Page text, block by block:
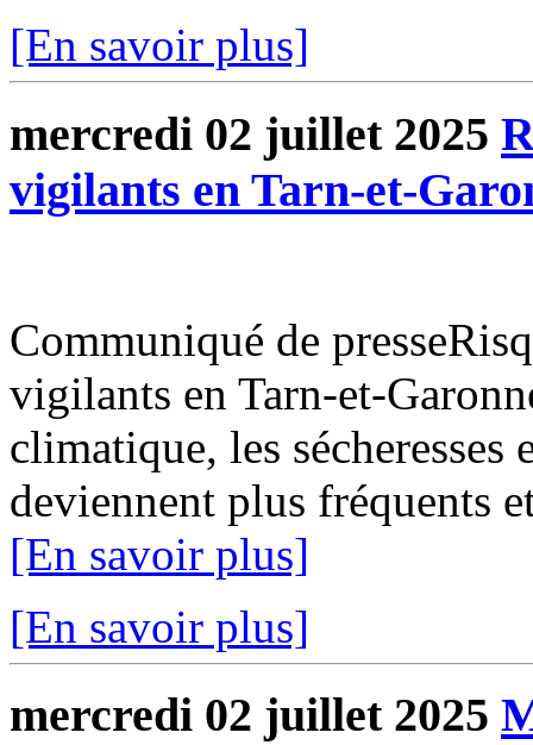
[En savoir plus]
mercredi 02 juillet 2025
vigilants en Tarn-et-
Communiqué de
vigilants en Tarn-et-
climatique, les sécheresses
deviennent plus fréquents
[En savoir plus]
[En savoir plus]
mercredi 02 juillet 2025